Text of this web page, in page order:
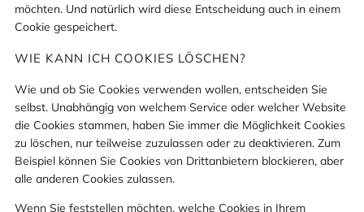
möchten. Und natürlich wird diese Entscheidung auch in einem
Cookie gespeichert.
WIE KANN ICH COOKIES LÖSCHEN?
Wie und ob Sie Cookies verwenden wollen, entscheiden Sie
selbst. Unabhängig von welchem Service oder welcher Website
die Cookies stammen, haben Sie immer die Möglichkeit Cookies
zu löschen, nur teilweise zuzulassen oder zu deaktivieren. Zum
Beispiel können Sie Cookies von Drittanbietern blockieren, aber
alle anderen Cookies zulassen.
Wenn Sie feststellen möchten, welche Cookies in Ihrem